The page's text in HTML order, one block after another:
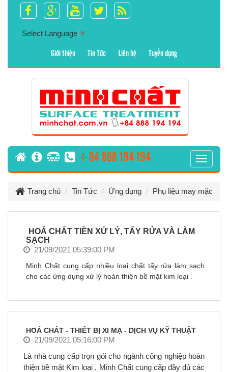
Select Language ▼
Giới thiệu Tin Tức Liên hệ Tuyển dụng
T
o
g
i
+84 888 194 194
Trang chủ Tin Tức Ứng dụng Phụ liệu may mặc
HOÁ CHẤT TIỀN XỬ LÝ, TẨY RỬA VÀ LÀM
SẠCH
21/09/2021 05:39:00 PM
Minh Chất cung cấp nhiều loại chất tẩy rửa làm sạch
cho các ứng dụng xử lý hoàn thiện bề mặt kim loại .
HOÁ CHẤT - THIẾT BỊ XI MẠ - DỊCH VỤ KỸ THUẬT
21/09/2021 05:16:00 PM
Là nhà cung cấp trọn gói cho ngành công nghiệp hoàn
thiện bề mặt Kim loại , Minh Chất cung cấp đầy đủ các